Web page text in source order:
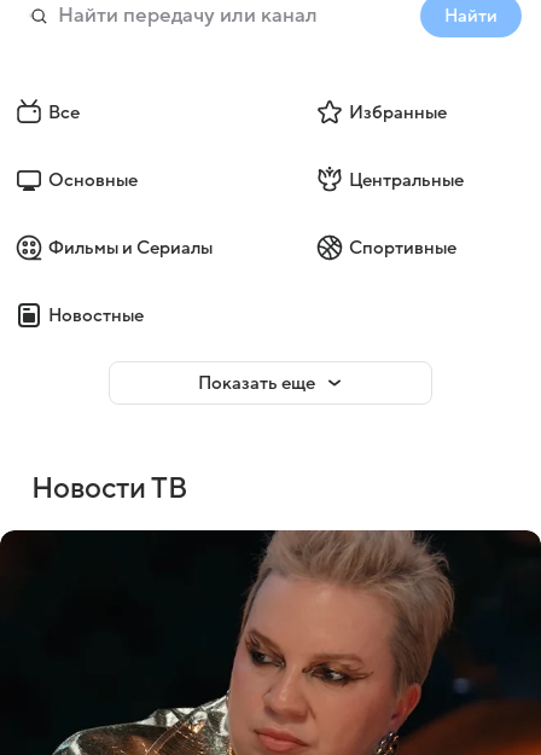
Найти
Все Избранные
Основные Центральные
Фильмы и Сериалы Спортивные
Новостные
Показать еще
Новости ТВ